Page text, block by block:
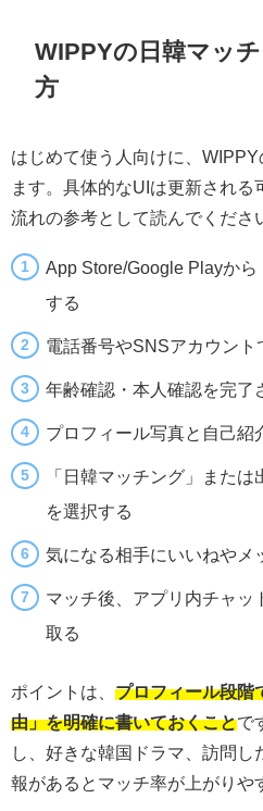
WIPPYの日韓マッ
方
はじめて使う人向けに、WIPPY
ます。具体的なUIは更新され
流れの参考として読んでくださ
App Store/Google Playか
する
電話番号やSNSアカウント
年齢確認・本人確認を完了
プロフィール写真と自己紹
「日韓マッチング」また
を選択する
気になる相手にいいねやメ
マッチ後、アプリ内チャッ
取る
ポイントは、 プロフィール段階
由」を明確に書いておくことで
し、好きな韓国ドラマ、訪問
報があるとマッチ率が上がりや